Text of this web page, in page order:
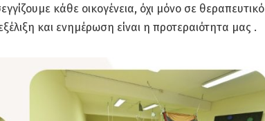
κάθε οικογένεια, όχι μόνο σε θεραπευτικό
και ενημέρωση είναι η προτεραιότητα μας .